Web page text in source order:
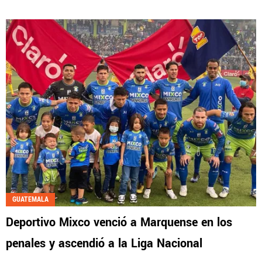
GUATEMALA
Deportivo Mixco venció a Marquense en los
penales y ascendió a la Liga Nacional